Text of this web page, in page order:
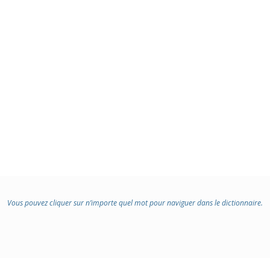
Vous pouvez cliquer sur n’importe quel mot pour naviguer dans le dictionnaire.